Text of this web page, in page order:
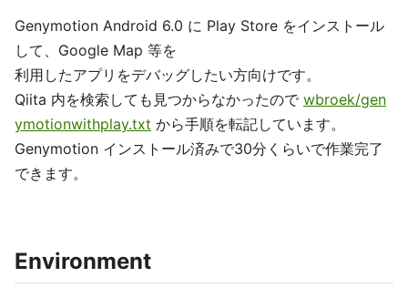
Genymotion Android 6.0 に Play Store をインストール
して、Google Map 等を
利用したアプリをデバッグしたい方向けです。
Qiita 内を検索しても見つからなかったので wbroek/gen
ymotionwithplay.txt から手順を転記しています。
Genymotion インストール済みで30分くらいで作業完了
できます。
Environment